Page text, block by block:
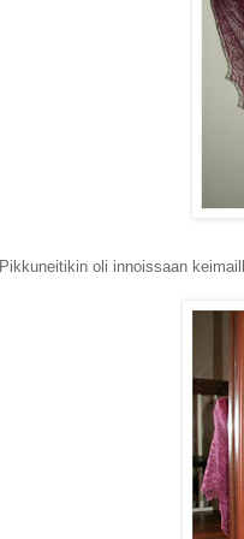
Pikkuneitikin oli innoissaan